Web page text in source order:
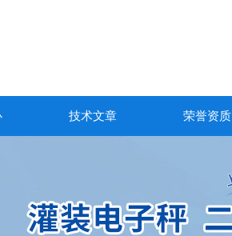
技术文章 荣誉资质